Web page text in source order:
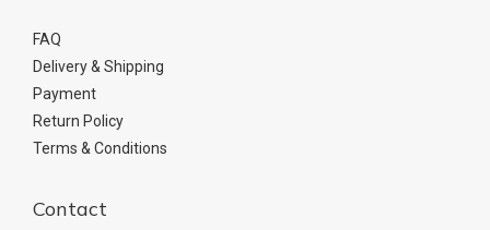
FAQ
Delivery & Shipping
Payment
Return Policy
Terms & Conditions
Contact